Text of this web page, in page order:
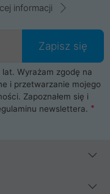
ProLine jest
albo laptopa w
bezpieczeństwo.
komputerowe
główne, pamięci,
pomogą Ci wybrać
do komputera.
na rynku
Apple, Samsung i
możesz
informacji
Zapisz się
Wyrażam zgodę na
i przetwarzanie mojego
Zapoznałem się i
newslettera.